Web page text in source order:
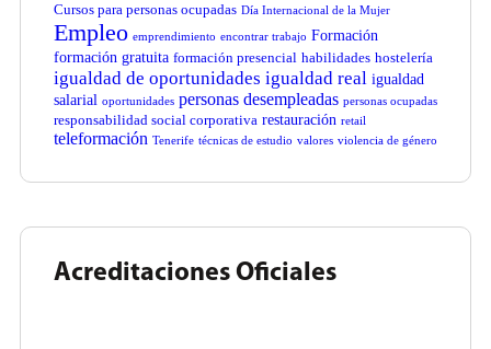
Cursos para personas ocupadas Día Internacional de la Mujer
Empleo emprendimiento encontrar trabajo Formación
formación gratuita formación presencial habilidades hostelería
igualdad de oportunidades igualdad real igualdad
salarial oportunidades personas desempleadas personas ocupadas
responsabilidad social corporativa restauración retail
teleformación Tenerife técnicas de estudio valores violencia de género
Acreditaciones Oficiales